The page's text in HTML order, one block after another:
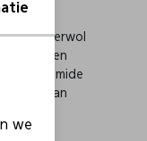
Scheerwol
23% Katoen
15% Polyamide
2% Elastaan
we